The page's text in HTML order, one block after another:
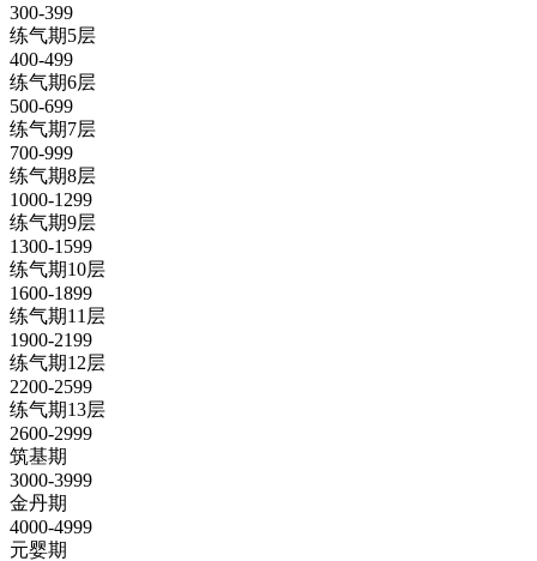
300-399
练气期5层
400-499
练气期6层
500-699
练气期7层
700-999
练气期8层
1000-1299
练气期9层
1300-1599
练气期10层
1600-1899
练气期11层
1900-2199
练气期12层
2200-2599
练气期13层
2600-2999
筑基期
3000-3999
金丹期
4000-4999
元婴期